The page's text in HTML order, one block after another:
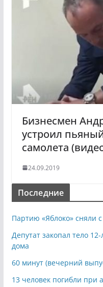
Бизнесмен
устроил
самолета
24.09.2019
Последние
Партию «Яблоко» сняли
Депутат закопал тело
дома
60 минут (вечерний
13 человек погибли при